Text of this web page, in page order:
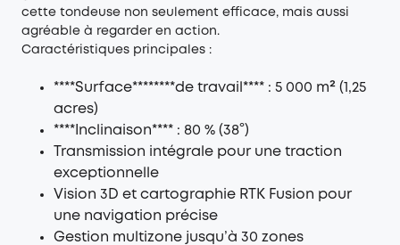
cette tondeuse non seulement efficace, mais aussi
agréable à regarder en action.
Caractéristiques principales :
****Surface********de travail**** : 5 000 m² (1,25
acres)
****Inclinaison**** : 80 % (38°)
Transmission intégrale pour une traction
exceptionnelle
Vision 3D et cartographie RTK Fusion pour
une navigation précise
Gestion multizone jusqu’à 30 zones